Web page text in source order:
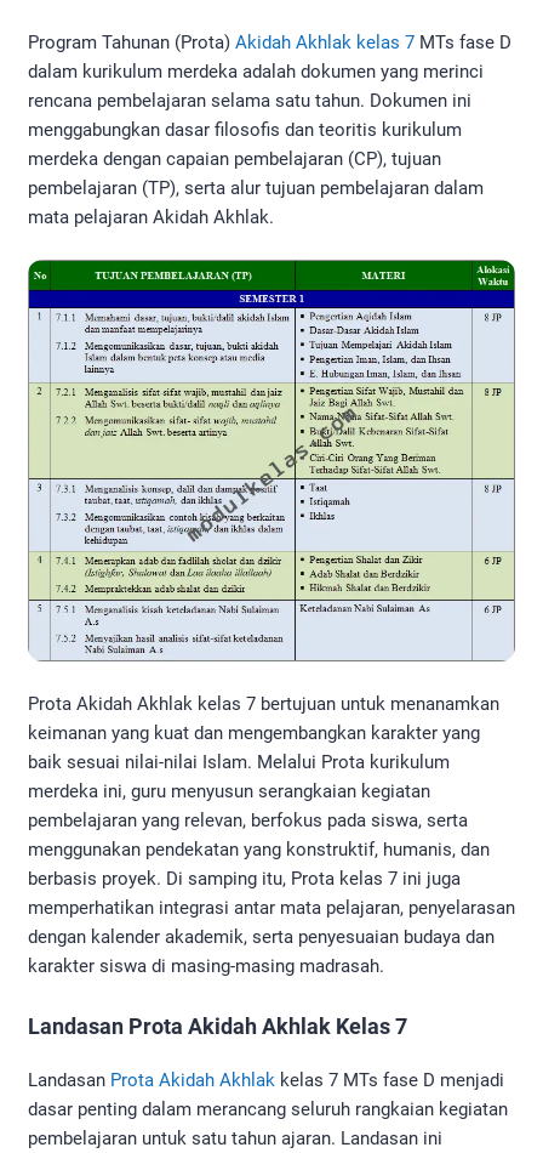
Program Tahunan (Prota) Akidah Akhlak kelas 7 MTs fase D
dalam kurikulum merdeka adalah dokumen yang merinci
rencana pembelajaran selama satu tahun. Dokumen ini
menggabungkan dasar filosofis dan teoritis kurikulum
merdeka dengan capaian pembelajaran (CP), tujuan
pembelajaran (TP), serta alur tujuan pembelajaran dalam
mata pelajaran Akidah Akhlak.
Prota Akidah Akhlak kelas 7 bertujuan untuk menanamkan
keimanan yang kuat dan mengembangkan karakter yang
baik sesuai nilai-nilai Islam. Melalui Prota kurikulum
merdeka ini, guru menyusun serangkaian kegiatan
pembelajaran yang relevan, berfokus pada siswa, serta
menggunakan pendekatan yang konstruktif, humanis, dan
berbasis proyek. Di samping itu, Prota kelas 7 ini juga
memperhatikan integrasi antar mata pelajaran, penyelarasan
dengan kalender akademik, serta penyesuaian budaya dan
karakter siswa di masing-masing madrasah.
Landasan Prota Akidah Akhlak Kelas 7
Landasan Prota Akidah Akhlak kelas 7 MTs fase D menjadi
dasar penting dalam merancang seluruh rangkaian kegiatan
pembelajaran untuk satu tahun ajaran. Landasan ini